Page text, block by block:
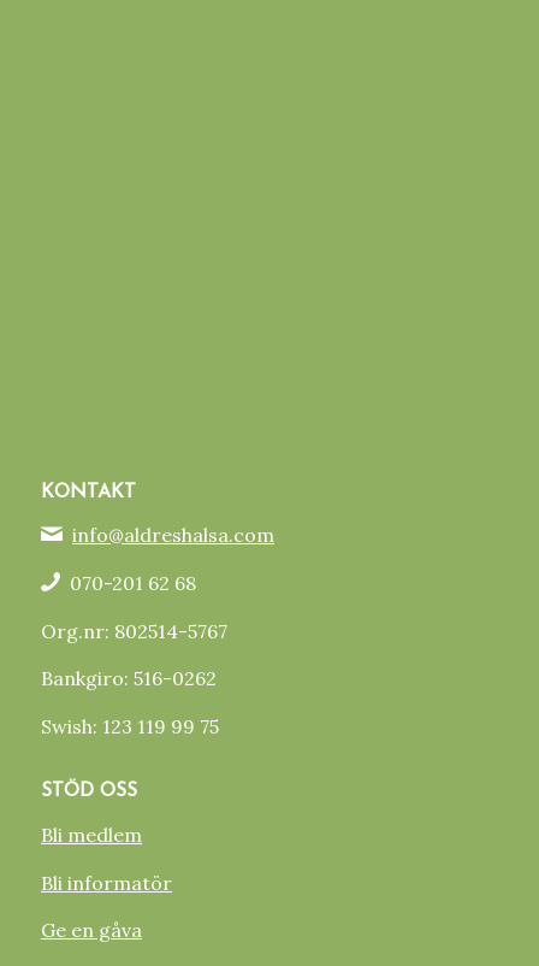
KONTAKT
info@aldreshalsa.com
070-201 62 68
Org.nr: 802514-5767
Bankgiro: 516-0262
Swish: 123 119 99 75
STÖD OSS
Bli medlem
Bli informatör
Ge en gåva